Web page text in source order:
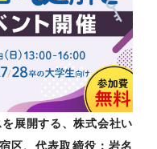
展開する、株式会社い
区、代表取締役：岩名